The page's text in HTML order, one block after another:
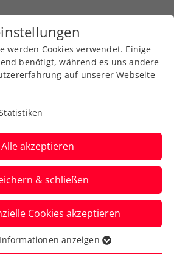
44.
Spring
Leistungen
und Anna Pircher
beim ITF-Jugendturnier in
Halbfinale.
werden Cookies verwendet. Einige
benötigt, während es uns andere
auf unserer Webseite
Alle akzeptieren
& schließen
Cookies akzeptieren
werden für grundlegende
anzeigen